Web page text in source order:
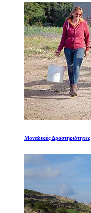
Μοναδικές Δραστηριότητες